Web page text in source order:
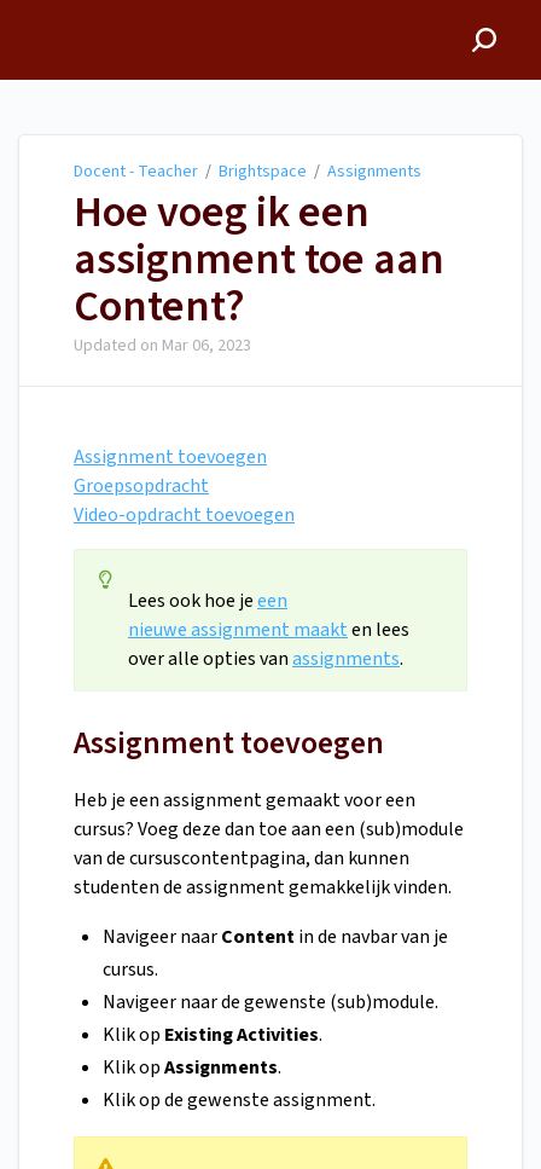
Docent - Teacher / Brightspace / Assignments
Hoe voeg ik een
assignment toe aan
Content?
Updated on Mar 06, 2023
Assignment toevoegen
Groepsopdracht
Video-opdracht toevoegen
Lees ook hoe jeeen
nieuwe assignment maakten lees
over alle opties vanassignments.
Assignment toevoegen
Heb je een assignment gemaakt voor een
cursus? Voeg deze dan toe aan een (sub)module
van de cursuscontentpagina, dan kunnen
studenten de assignment gemakkelijk vinden.
Navigeer naarContentin de navbar van je
cursus.
Navigeer naar de gewenste (sub)module.
Klik op Existing Activities.
Klik opAssignments.
Klik op de gewenste assignment.